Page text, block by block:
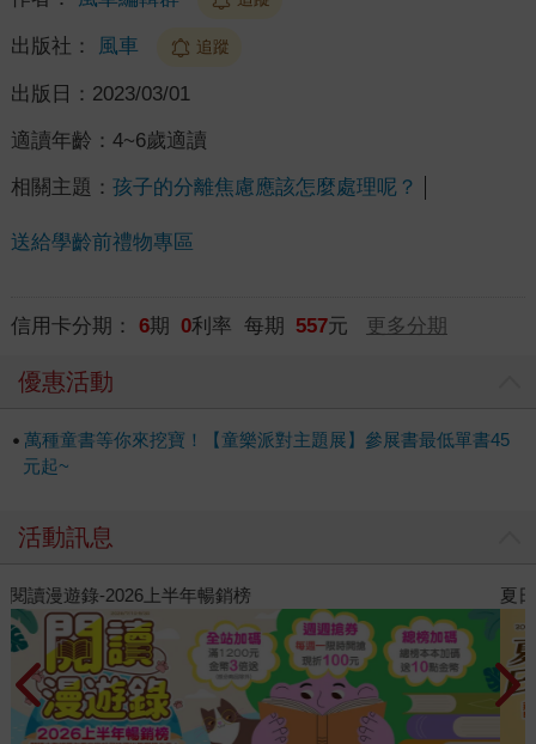
出版社： 風車 追蹤
出版日： 2023/03/01
適讀年齡： 4~6歲適讀
相關主題： 孩子的分離焦慮應該怎麼處理呢？
送給學齡前禮物專區
信用卡分期： 6期 0利率 每期 557元 更多分期
優惠活動
萬種童書等你來挖寶！【童樂派對主題展】參展書最低單書45
元起~
活動訊息
夏日閱讀大冒險